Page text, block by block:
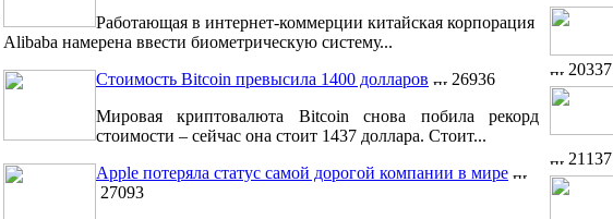
Работающая в интернет-коммерции китайская корпорация
Alibaba намерена ввести биометрическую систему...
Стоимость Bitcoin превысила 1400 долларов
26936
Мировая криптовалюта Bitcoin снова побила рекорд
стоимости – сейчас она стоит 1437 доллара. Стоит...
Apple потеряла статус самой дорогой компании в мире
27093
20337
21137